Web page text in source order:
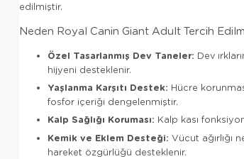
edilmiştir.
Neden Royal Canin Giant Adult Tercih
Özel Tasarlanmış Dev Taneler: Dev
hijyeni desteklenir.
Yaşlanma Karşıtı Destek: Hücre
fosfor içeriği dengelenmiştir.
Kalp Sağlığı Koruması: Kalp kası
Kemik ve Eklem Desteği: Vücut ağırlığı
hareket özgürlüğü desteklenir.